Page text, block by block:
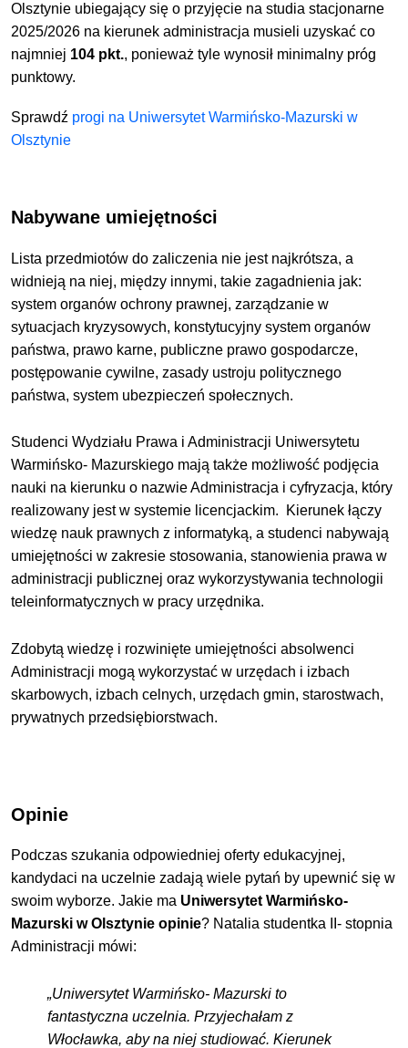
Olsztynie ubiegający się o przyjęcie na studia stacjonarne
2025/2026 na kierunek administracja musieli uzyskać co
najmniej 104 pkt., ponieważ tyle wynosił minimalny próg
punktowy.
Sprawdź progi na Uniwersytet Warmińsko-Mazurski w
Olsztynie
Nabywane umiejętności
Lista przedmiotów do zaliczenia nie jest najkrótsza, a
widnieją na niej, między innymi, takie zagadnienia jak:
system organów ochrony prawnej, zarządzanie w
sytuacjach kryzysowych, konstytucyjny system organów
państwa, prawo karne, publiczne prawo gospodarcze,
postępowanie cywilne, zasady ustroju politycznego
państwa, system ubezpieczeń społecznych.
Studenci Wydziału Prawa i Administracji Uniwersytetu
Warmińsko- Mazurskiego mają także możliwość podjęcia
nauki na kierunku o nazwie Administracja i cyfryzacja, który
realizowany jest w systemie licencjackim. Kierunek łączy
wiedzę nauk prawnych z informatyką, a studenci nabywają
umiejętności w zakresie stosowania, stanowienia prawa w
administracji publicznej oraz wykorzystywania technologii
teleinformatycznych w pracy urzędnika.
Zdobytą wiedzę i rozwinięte umiejętności absolwenci
Administracji mogą wykorzystać w urzędach i izbach
skarbowych, izbach celnych, urzędach gmin, starostwach,
prywatnych przedsiębiorstwach.
Opinie
Podczas szukania odpowiedniej oferty edukacyjnej,
kandydaci na uczelnie zadają wiele pytań by upewnić się w
swoim wyborze. Jakie ma Uniwersytet Warmińsko-
Mazurski w Olsztynie opinie? Natalia studentka II- stopnia
Administracji mówi:
„Uniwersytet Warmińsko- Mazurski to
fantastyczna uczelnia. Przyjechałam z
Włocławka, aby na niej studiować. Kierunek